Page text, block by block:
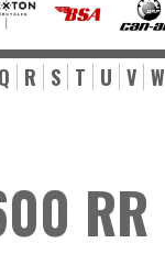
Q R S T U V W
RR